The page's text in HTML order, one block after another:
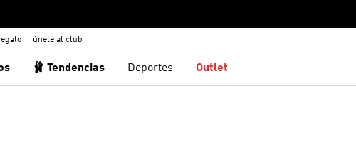
únete al club
🩰 Tendencias Deportes Outlet